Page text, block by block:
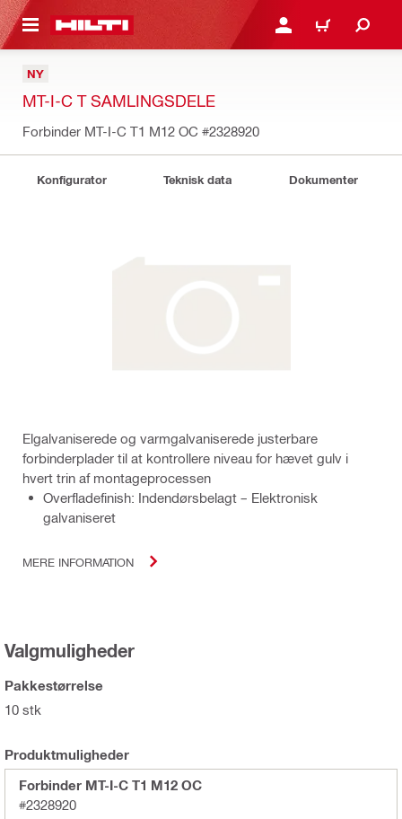
HOVEDINDHOLD LOG IND ELLER
INDKØBSKURV
NY
MT-I-C T SAMLINGSDELE
Forbinder MT-I-C T1 M12 OC #2328920
Konfigurator Teknisk data Dokumenter
Elgalvaniserede og varmgalvaniserede justerbare
forbinderplader til at kontrollere niveau for hævet gulv i
hvert trin af montageprocessen
Overfladefinish: Indendørsbelagt – Elektronisk
galvaniseret
MERE INFORMATION
Valgmuligheder
Pakkestørrelse
10 stk
Produktmuligheder
Forbinder MT-I-C T1 M12 OC
#2328920